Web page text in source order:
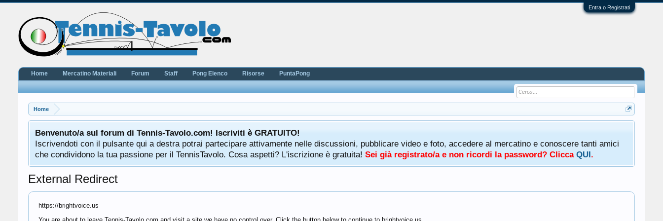
Entra o Registrati
Home
Benvenuto/a sul forum di Tennis-Tavolo.com! Iscriviti è GRATUITO!
Iscrivendoti con il pulsante qui a destra potrai partecipare attivamente nelle discussioni, pubblicare video e foto, accedere al mercatino e conoscere tanti amici
che condividono la tua passione per il TennisTavolo. Cosa aspetti? L'iscrizione è gratuita! Sei già registrato/a e non ricordi la password? Clicca QUI.
External Redirect
https://brightvoice.us
Home Mercatino Materiali Forum Staff Pong Elenco Risorse PuntaPong